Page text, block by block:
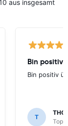
aus insgesamt
Bin positiv
Bin positiv
T
Top